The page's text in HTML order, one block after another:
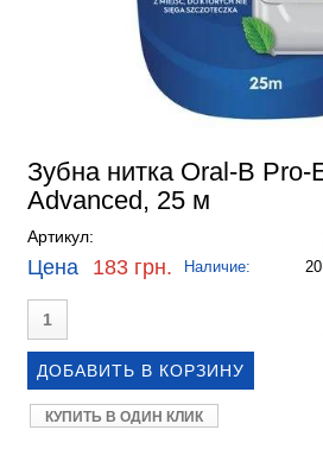
Зубна нитка Oral-B Pro-
Advanced, 25 м
Артикул:
Цена 183 грн. Наличие: 20
КУПИТЬ В ОДИН КЛИК